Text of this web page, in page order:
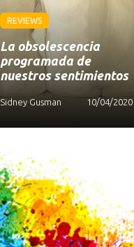
REVIEWS
La obsolescencia
programada de
nuestros sentimientos
Sidney Gusman 10/04/2020